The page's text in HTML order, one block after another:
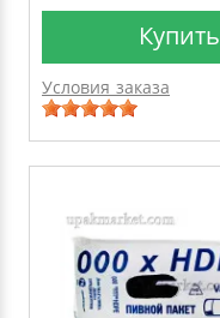
Купить
Условия заказа